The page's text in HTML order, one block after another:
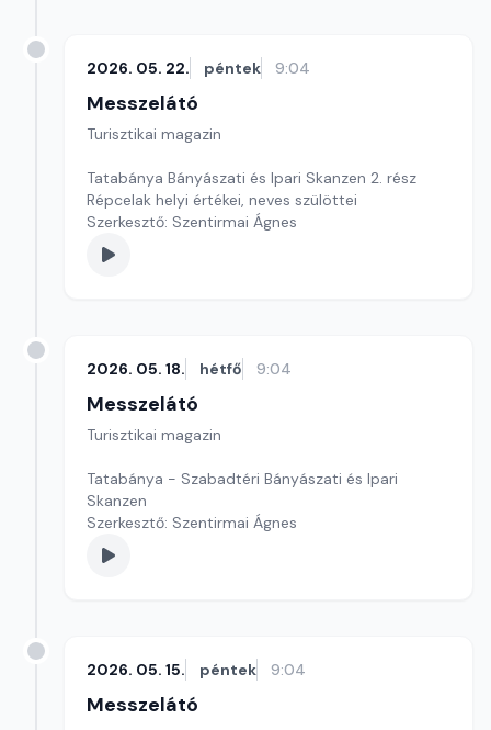
2026. 05. 22. péntek 9:04
Messzelátó
Turisztikai magazin
Tatabánya Bányászati és Ipari Skanzen 2. rész
Répcelak helyi értékei, neves szülöttei
Szerkesztő: Szentirmai Ágnes
2026. 05. 18. hétfő 9:04
Messzelátó
Turisztikai magazin
Tatabánya - Szabadtéri Bányászati és Ipari
Skanzen
Szerkesztő: Szentirmai Ágnes
2026. 05. 15. péntek 9:04
Messzelátó